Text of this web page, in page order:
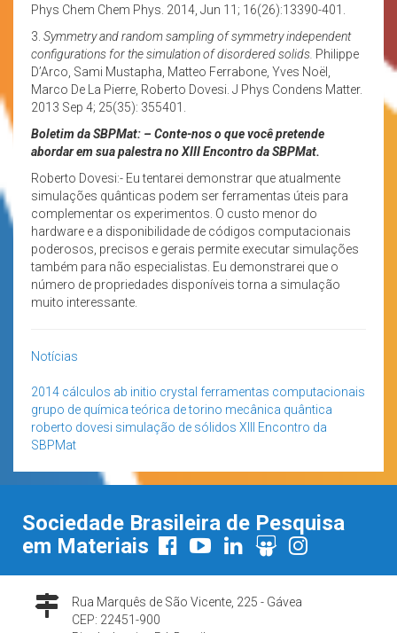
Phys Chem Chem Phys. 2014, Jun 11; 16(26):13390-401.
3. Symmetry and random sampling of symmetry independent
configurations for the simulation of disordered solids. Philippe
D’Arco, Sami Mustapha, Matteo Ferrabone, Yves Noël,
Marco De La Pierre, Roberto Dovesi. J Phys Condens Matter.
2013 Sep 4; 25(35): 355401.
Boletim da SBPMat: – Conte-nos o que você pretende
abordar em sua palestra no XIII Encontro da SBPMat.
Roberto Dovesi:- Eu tentarei demonstrar que atualmente
simulações quânticas podem ser ferramentas úteis para
complementar os experimentos. O custo menor do
hardware e a disponibilidade de códigos computacionais
poderosos, precisos e gerais permite executar simulações
também para não especialistas. Eu demonstrarei que o
número de propriedades disponíveis torna a simulação
muito interessante.
Notícias
2014 cálculos ab initio crystal ferramentas computacionais
grupo de química teórica de torino mecânica quântica
roberto dovesi simulação de sólidos XIII Encontro da
SBPMat
Sociedade Brasileira de Pesquisa
em Materiais
Rua Marquês de São Vicente, 225 - Gávea
CEP: 22451-900